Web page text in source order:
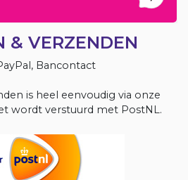
& VERZENDEN
Bancontact
is heel eenvoudig via onze
wordt verstuurd met PostNL.